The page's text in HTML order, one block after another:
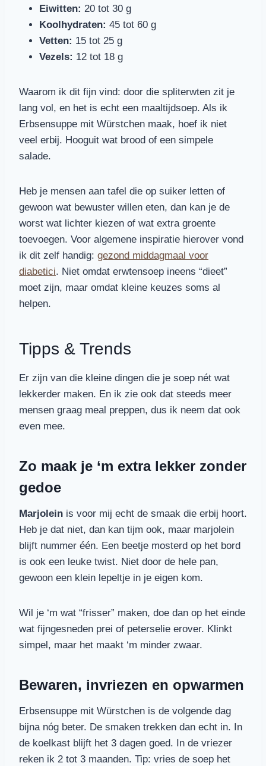
Eiwitten: 20 tot 30 g
Koolhydraten: 45 tot 60 g
Vetten: 15 tot 25 g
Vezels: 12 tot 18 g
Waarom ik dit fijn vind: door die spliterwten zit je
lang vol, en het is echt een maaltijdsoep. Als ik
Erbsensuppe mit Würstchen maak, hoef ik niet
veel erbij. Hooguit wat brood of een simpele
salade.
Heb je mensen aan tafel die op suiker letten of
gewoon wat bewuster willen eten, dan kan je de
worst wat lichter kiezen of wat extra groente
toevoegen. Voor algemene inspiratie hierover vond
ik dit zelf handig: gezond middagmaal voor
diabetici. Niet omdat erwtensoep ineens “dieet”
moet zijn, maar omdat kleine keuzes soms al
helpen.
Tipps & Trends
Er zijn van die kleine dingen die je soep nét wat
lekkerder maken. En ik zie ook dat steeds meer
mensen graag meal preppen, dus ik neem dat ook
even mee.
Zo maak je ‘m extra lekker zonder
gedoe
Marjolein is voor mij echt de smaak die erbij hoort.
Heb je dat niet, dan kan tijm ook, maar marjolein
blijft nummer één. Een beetje mosterd op het bord
is ook een leuke twist. Niet door de hele pan,
gewoon een klein lepeltje in je eigen kom.
Wil je ‘m wat “frisser” maken, doe dan op het einde
wat fijngesneden prei of peterselie erover. Klinkt
simpel, maar het maakt ‘m minder zwaar.
Bewaren, invriezen en opwarmen
Erbsensuppe mit Würstchen is de volgende dag
bijna nóg beter. De smaken trekken dan echt in. In
de koelkast blijft het 3 dagen goed. In de vriezer
reken ik 2 tot 3 maanden. Tip: vries de soep het